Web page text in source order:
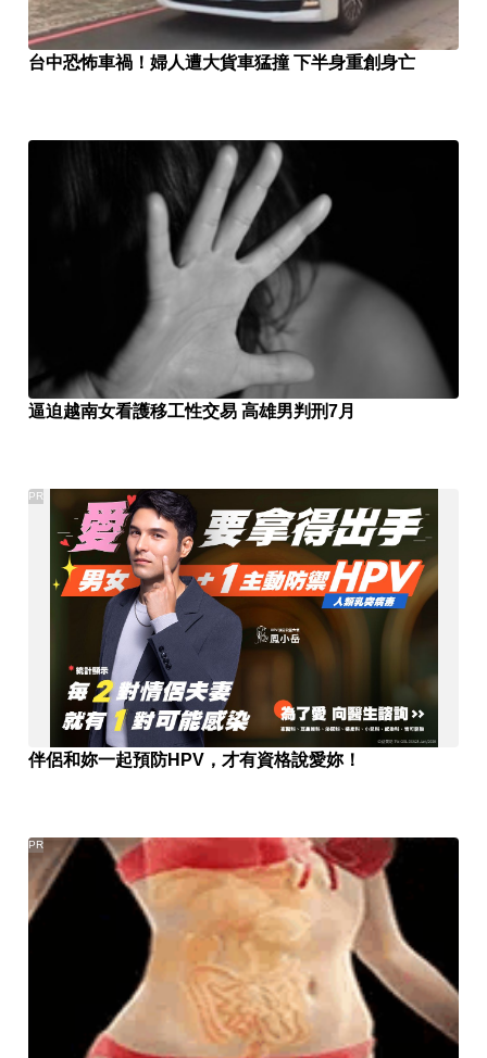
台中恐怖車禍！婦人遭大貨車猛撞 下半身重創身亡
逼迫越南女看護移工性交易 高雄男判刑7月
伴侶和妳一起預防HPV，才有資格說愛妳！
PR
PR